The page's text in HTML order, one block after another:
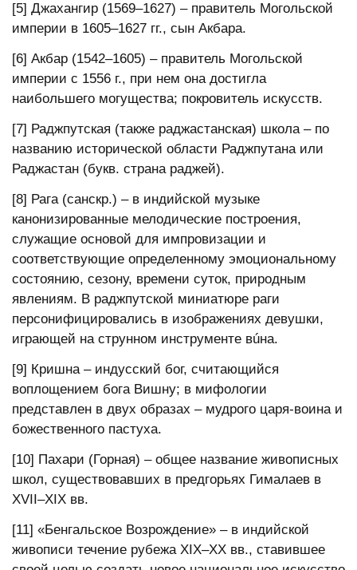
[5] Джахангир (1569–1627) – правитель Могольской
империи в 1605–1627 гг., сын Акбара.
[6] Акбар (1542–1605) – правитель Могольской
империи с 1556 г., при нем она достигла
наибольшего могущества; покровитель искусств.
[7] Раджпутская (также раджастанская) школа – по
названию исторической области Раджпутана или
Раджастан (букв. страна раджей).
[8] Рага (санскр.) – в индийской музыке
канонизированные мелодические построения,
служащие основой для импровизации и
соответствующие определенному эмоциональному
состоянию, сезону, времени суток, природным
явлениям. В раджпутской миниатюре раги
персонифицировались в изображениях девушки,
играющей на струнном инструменте вúна.
[9] Кришна – индусский бог, считающийся
воплощением бога Вишну; в мифологии
представлен в двух образах – мудрого царя-воина и
божественного пастуха.
[10] Пахари (Горная) – общее название живописных
школ, существовавших в предгорьях Гималаев в
ХVII–ХIХ вв.
[11] «Бенгальское Возрождение» – в индийской
живописи течение рубежа XIX–XX вв., ставившее